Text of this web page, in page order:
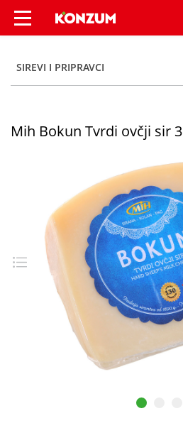
Mih Bokun Tvrdi
SIREVI I PRIPRAVCI
Mih Bokun Tvrdi ovčji sir